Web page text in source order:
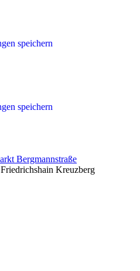
speichern
speichern
Bergmannstraße
Kreuzberg